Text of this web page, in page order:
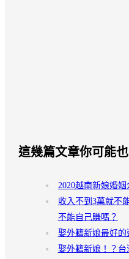
這幾篇文章你可能也
2020越南新娘婚
收入不到3萬就不
不能自己賺嗎？
娶外籍新娘最好的
娶外籍新娘！？